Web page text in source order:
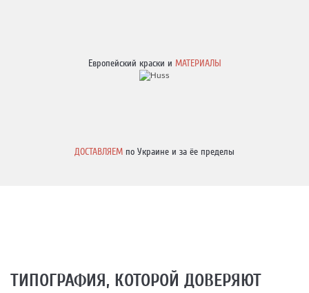
Европейский краски и МАТЕРИАЛЫ
ДОСТАВЛЯЕМ по Украине и за ёе пределы
ТИПОГРАФИЯ, КОТОРОЙ ДОВЕРЯЮТ